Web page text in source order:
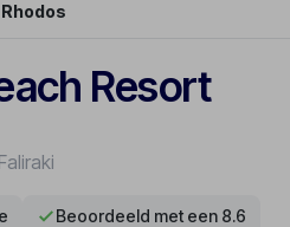
Rhodos
Resort
Faliraki
Beoordeeld met een 8.6